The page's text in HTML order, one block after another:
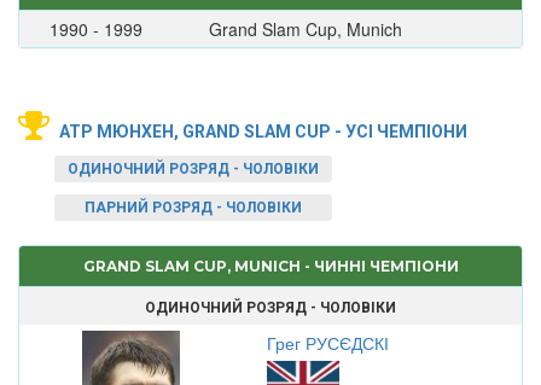
1990 - 1999 Grand Slam Cup, Munich
ATP МЮНХЕН, GRAND SLAM CUP - УСІ ЧЕМПІОНИ
ОДИНОЧНИЙ РОЗРЯД - ЧОЛОВІКИ
ПАРНИЙ РОЗРЯД - ЧОЛОВІКИ
GRAND SLAM CUP, MUNICH - ЧИННІ ЧЕМПІОНИ
ОДИНОЧНИЙ РОЗРЯД - ЧОЛОВІКИ
Грег РУСЄДСКІ